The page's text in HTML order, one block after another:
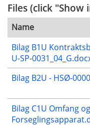
Files (click "Show
Name
Bilag B1U
U-SP-
Bilag B2U - HSØ-
Bilag C1U Omfang